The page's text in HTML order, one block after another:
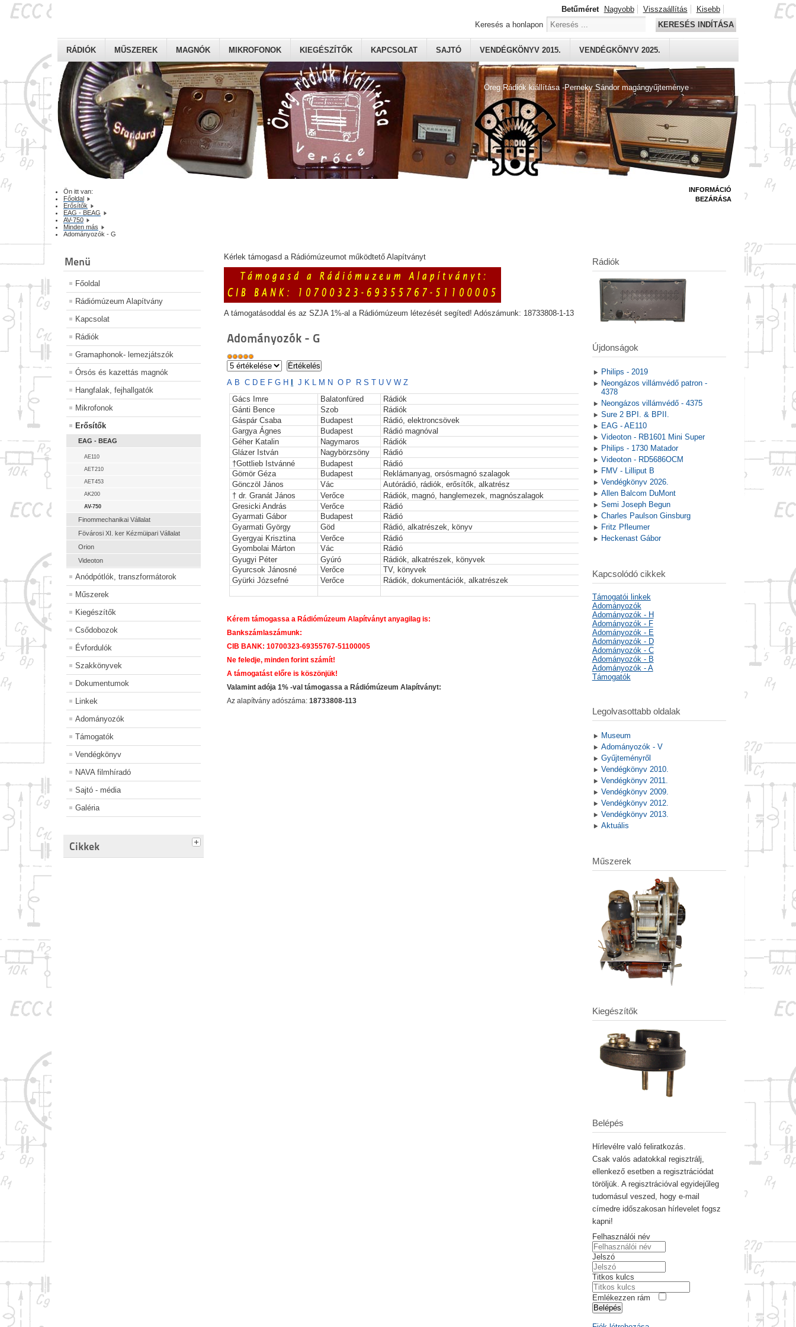
Öreg Rádiók kiállítása -Perneky Sándor magángyűjteménye
RÁDIÓK MŰSZEREK MAGNÓK MIKROFONOK KIEGÉSZÍTŐK KAPCSOLAT SAJTÓ VENDÉGKÖNYV 2015. VENDÉGKÖNYV 2025.
Betűméret Nagyobb Visszaállítás
Kisebb
Keresés a honlapon
KERESÉS INDÍTÁSA
Ön itt van:
Főoldal
Erősítők
EAG - BEAG
AV-750
Minden más
Adományozók - G
Menü
Főoldal
Rádiómúzeum Alapítvány
Kapcsolat
Rádiók
Gramaphonok- lemezjátszók
Órsós és kazettás magnók
Hangfalak, fejhallgatók
Mikrofonok
Erősítők
EAG - BEAG
AE110
AET210
AET453
AK200
AV-750
Finommechanikai Vállalat
Fövárosi XI. ker Kézmüipari Vállalat
Orion
Videoton
Anódpótlók, transzformátorok
Műszerek
Kiegészítők
Csődobozok
Évfordulók
Szakkönyvek
Dokumentumok
Linkek
Adományozók
Támogatók
Vendégkönyv
NAVA filmhíradó
Sajtó - média
Galéria
Cikkek
Kérlek támogasd a Rádiómúzeumot működtető Alapítványt
A támogatásoddal és az SZJA 1%-al a Rádiómúzeum létezését segíted! Adószámunk: 18733808-1-13
Adományozók - G
A BC D E F G H J K L M NO P R S T U V W Z
Gács Imre
Balatonfüred
Rádiók
Gánti Bence
Szob
Rádiók
Gáspár Csaba
Budapest
Rádió, elektroncsövek
Gargya Ágnes
Budapest
Rádió magnóval
Géher Katalin
Nagymaros
Rádiók
Glázer István
Nagybörzsöny
Rádió
†Gottlieb Istvánné
Budapest
Rádió
Gömör Géza
Budapest
Reklámanyag, orsósmagnó szalagok
Gönczöl János
Vác
Autórádió, rádiók, erősítők, alkatrész
† dr. Granát János
Verőce
Rádiók, magnó, hanglemezek, magnószalagok
Gresicki András
Verőce
Rádió
Gyarmati Gábor
Budapest
Rádió
Gyarmati György
Göd
Rádió, alkatrészek, könyv
Gyergyai Krisztina
Verőce
Rádió
Gyombolai Márton
Vác
Rádió
Gyugyi Péter
Gyúró
Rádiók, alkatrészek, könyvek
Gyurcsok Jánosné
Verőce
TV, könyvek
Gyürki Józsefné
Verőce Rádiók, dokumentációk, alkatrészek
Kérem támogassa a Rádiómúzeum Alapítványt anyagilag is:
Bankszámlaszámunk:
CIB BANK: 10700323-69355767-51100005
Ne feledje, minden forint számít!
A támogatást előre is köszönjük!
Valamint adója 1% -val támogassa a Rádiómúzeum Alapítványt:
Az alapítvány adószáma:18733808-113
INFORMÁCIÓ
BEZÁRÁSA
Rádiók
Újdonságok
Philips - 2019
Neongázos villámvédő patron -
4378
Neongázos villámvédő - 4375
Sure 2 BPI. & BPII.
EAG - AE110
Videoton - RB1601 Mini Super
Philips - 1730 Matador
Videoton - RD5686OCM
FMV - Lilliput B
Vendégkönyv 2026.
Allen Balcom DuMont
Semi Joseph Begun
Charles Paulson Ginsburg
Fritz Pfleumer
Heckenast Gábor
Kapcsolódó cikkek
Támogatói linkek
Adományozók
Adományozók - H
Adományozók - F
Adományozók - E
Adományozók - D
Adományozók - C
Adományozók - B
Adományozók - A
Támogatók
Legolvasottabb oldalak
Museum
Adományozók - V
Gyűjteményről
Vendégkönyv 2010.
Vendégkönyv 2011.
Vendégkönyv 2009.
Vendégkönyv 2012.
Vendégkönyv 2013.
Aktuális
Műszerek
Kiegészítők
Belépés
Hírlevélre való feliratkozás.
Csak valós adatokkal regisztrálj,
ellenkező esetben a regisztrációdat
töröljük. A regisztrációval egyidejűleg
tudomásul veszed, hogy e-mail
címedre időszakosan hírlevelet fogsz
kapni!
Felhasználói név
Jelszó
Titkos kulcs
Emlékezzen rám
Belépés